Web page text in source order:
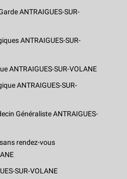
ANTRAIGUES-SUR-
ANTRAIGUES-SUR-
ANTRAIGUES-SUR-VOLANE
ANTRAIGUES-SUR-
Généraliste ANTRAIGUES-
rendez-vous
SUR-VOLANE